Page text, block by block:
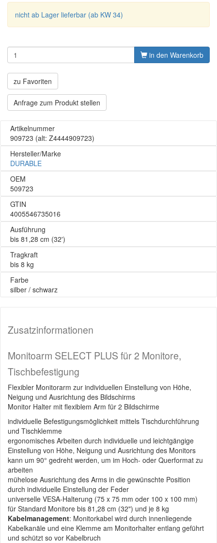
nicht ab Lager lieferbar (ab KW 34)
in den Warenkorb
zu Favoriten
Anfrage zum Produkt stellen
Artikelnummer
909723 (alt: Z4444909723)
Hersteller/Marke
DURABLE
OEM
509723
GTIN
4005546735016
Ausführung
bis 81,28 cm (32')
Tragkraft
bis 8 kg
Farbe
silber / schwarz
Zusatzinformationen
Monitoarm SELECT PLUS für 2 Monitore,
Tischbefestigung
Flexibler Monitorarm zur individuellen Einstellung von Höhe,
Neigung und Ausrichtung des Bildschirms
Monitor Halter mit flexiblem Arm für 2 Bildschirme
individuelle Befestigungsmöglichkeit mittels Tischdurchführung
und Tischklemme
ergonomisches Arbeiten durch individuelle und leichtgängige
Einstellung von Höhe, Neigung und Ausrichtung des Monitors
kann um 90° gedreht werden, um im Hoch- oder Querformat zu
arbeiten
mühelose Ausrichtung des Arms in die gewünschte Position
durch individuelle Einstellung der Feder
universelle VESA-Halterung (75 x 75 mm oder 100 x 100 mm)
für Standard Monitore bis 81,28 cm (32") und je 8 kg
Kabelmanagement: Monitorkabel wird durch innenliegende
Kabelkanäle und eine Klemme am Monitorhalter entlang geführt
und schützt so vor Kabelbruch